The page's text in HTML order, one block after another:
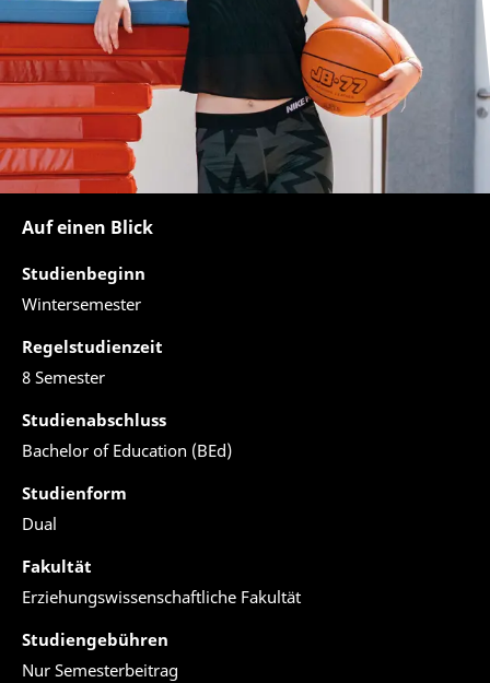
Auf einen Blick
Studienbeginn
Wintersemester
Regelstudienzeit
8 Semester
Studienabschluss
Bachelor of Education (BEd)
Studienform
Dual
Fakultät
Erziehungswissenschaftliche Fakultät
Studiengebühren
Nur Semesterbeitrag